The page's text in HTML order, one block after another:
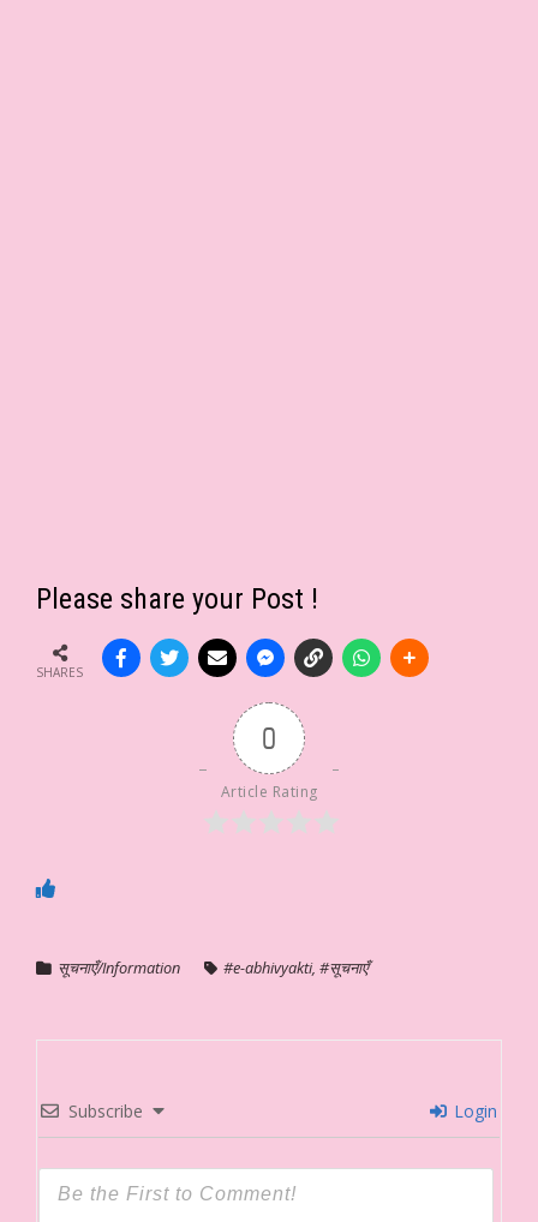
Please share your Post !
SHARES
0
Article Rating
सूचनाएँ/Information #e-abhivyakti, #सूचनाएँ
Subscribe Login